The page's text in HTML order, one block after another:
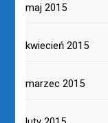
maj 2015
kwiecień 2015
marzec 2015